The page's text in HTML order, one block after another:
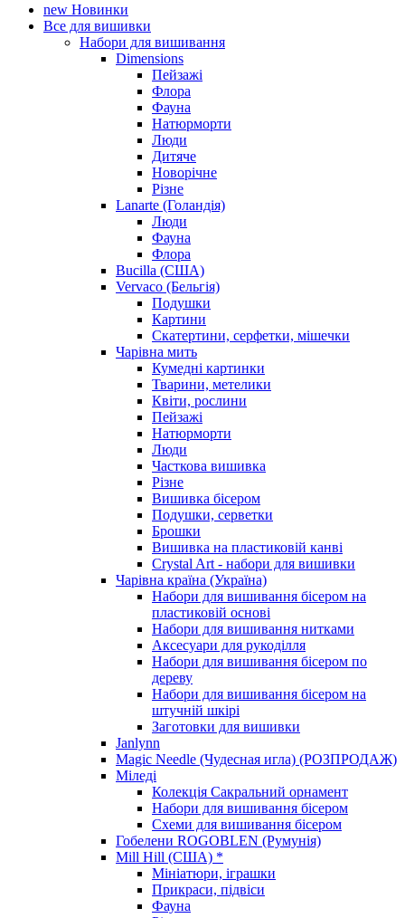
new Новинки
Все для вишивки
Набори для вишивання
Dimensions
Пейзажі
Флора
Фауна
Натюрморти
Люди
Дитяче
Новорічне
Різне
Lanarte (Голандія)
Люди
Фауна
Флора
Bucilla (США)
Vervaco (Бельгія)
Подушки
Картини
Скатертини, серфетки, мішечки
Чарiвна мить
Кумедні картинки
Тварини, метелики
Квіти, рослини
Пейзажі
Натюрморти
Люди
Часткова вишивка
Різне
Вишивка бісером
Подушки, серветки
Брошки
Вишивка на пластиковій канві
Crystal Art - набори для вишивки
Чарівна країна (Україна)
Набори для вишивання бісером на
пластиковій основі
Набори для вишивання нитками
Аксесуари для рукоділля
Набори для вишивання бісером по
дереву
Набори для вишивання бісером на
штучній шкірі
Заготовки для вишивки
Janlynn
Magic Needle (Чудесная игла) (РОЗПРОДАЖ)
Міледі
Колекція Сакральний орнамент
Набори для вишивання бісером
Схеми для вишивання бісером
Гобелени ROGOBLEN (Румунія)
Mill Hill (США) *
Мініатюри, іграшки
Прикраси, підвіси
Фауна